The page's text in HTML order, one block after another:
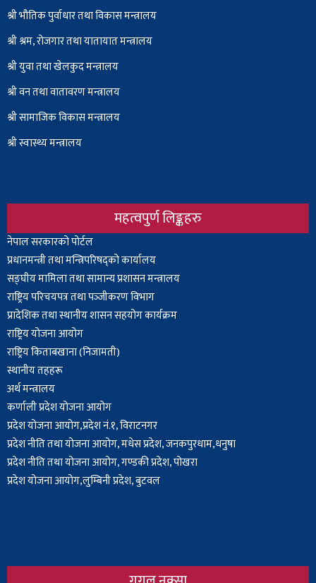
श्री भौतिक पुर्वाधार तथा विकास मन्त्रालय
श्री श्रम, रोजगार तथा यातायात मन्त्रालय
श्री युवा तथा खेलकुद मन्त्रालय
श्री वन तथा वातावरण मन्त्रालय
श्री सामाजिक विकास मन्त्रालय
श्री स्वास्थ्य मन्त्रालय
महत्वपुर्ण लिङ्कहरु
Body
नेपाल सरकारको पोर्टल
प्रधानमन्त्री तथा मन्त्रिपरिषद्को कार्यालय
सङ्घीय मामिला तथा सामान्य प्रशासन मन्त्रालय
राष्ट्रिय परिचयपत्र तथा पञ्‍जीकरण विभाग
प्रादेशिक तथा स्थानीय शासन सहयोग कार्यक्रम
राष्ट्रिय योजना आयोग
राष्ट्रिय किताबखाना (निजामती)
स्थानीय तहहरू
अर्थ मन्त्रालय
कर्णाली प्रदेश योजना आयोग
प्रदेश योजना आयोग,प्रदेश नं.१, विराटनगर
प्रदेश नीति तथा योजना आयोग, मधेस प्रदेश, जनकपुरधाम,धनुषा
प्रदेश नीति तथा योजना आयोग, गण्डकी प्रदेश, पोखरा
प्रदेश योजना आयोग,लुम्बिनी प्रदेश, बुटवल